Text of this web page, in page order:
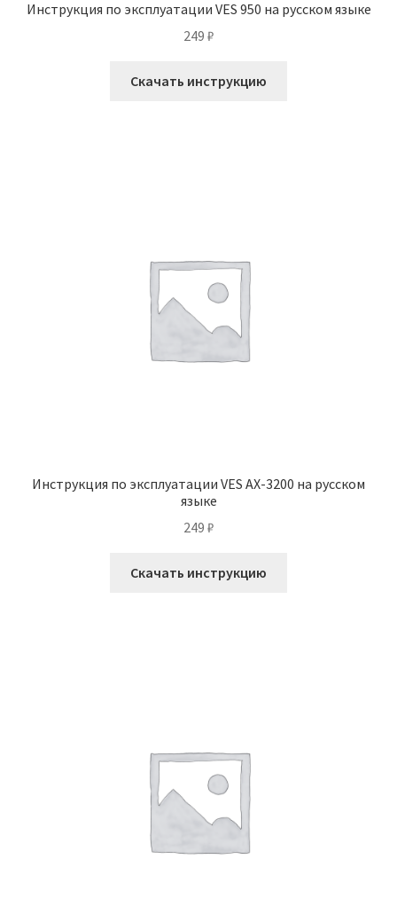
Инструкция по эксплуатации VES 950 на русском языке
249 ₽
Скачать инструкцию
Инструкция по эксплуатации VES AX-3200 на русском
языке
249 ₽
Скачать инструкцию